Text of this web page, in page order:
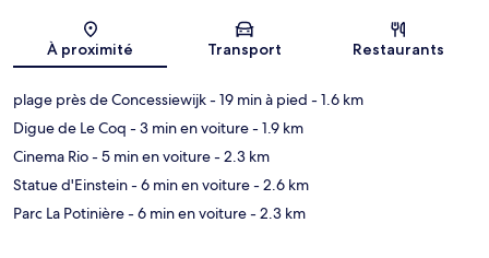
Carte
À proximité Transport Restaurants
plage près de Concessiewijk- 19 min à pied - 1.6 km
Digue de Le Coq - 3 min en voiture- 1.9 km
Cinema Rio- 5 min en voiture- 2.3 km
Statue d'Einstein- 6 min en voiture- 2.6 km
Parc La Potinière- 6 min en voiture- 2.3 km